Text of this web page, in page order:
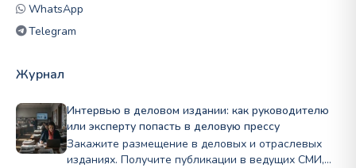
WhatsApp
Telegram
Журнал
Интервью в деловом издании: как руководителю
или эксперту попасть в деловую прессу
Закажите размещение в деловых и отраслевых
изданиях. Получите публикации в ведущих СМИ,